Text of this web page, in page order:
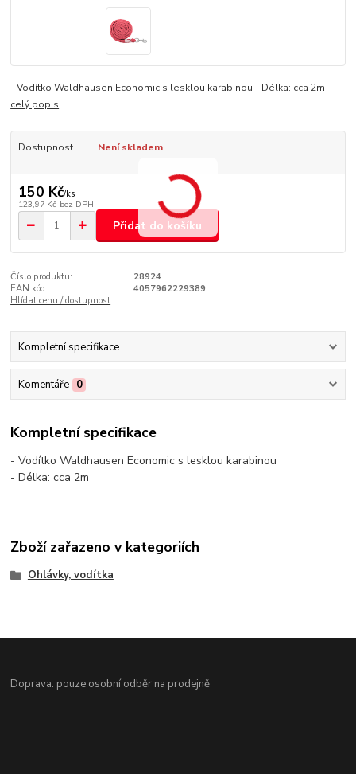
- Vodítko Waldhausen Economic s lesklou karabinou - Délka: cca 2m
celý popis
Dostupnost Není skladem
150 Kč/ks
123,97 Kč bez DPH
Přidat do košíku
Číslo produktu:
28924
EAN kód:
4057962229389
Hlídat cenu / dostupnost
Kompletní specifikace
Komentáře 0
Kompletní specifikace
- Vodítko Waldhausen Economic s lesklou karabinou
- Délka: cca 2m
Zboží zařazeno v kategoriích
Ohlávky, vodítka
Doprava: pouze osobní odběr na prodejně